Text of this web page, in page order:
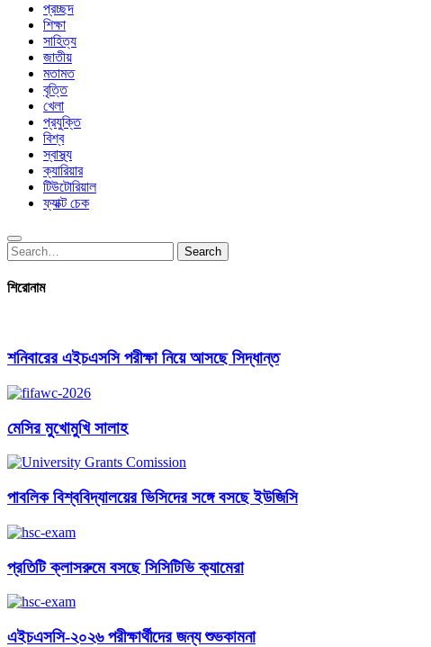
প্রচ্ছদ
শিক্ষা
সাহিত্য
জাতীয়
মতামত
বৃত্তি
খেলা
প্রযুক্তি
বিশ্ব
স্বাস্থ্য
ক্যারিয়ার
টিউটোরিয়াল
ফ্যাক্ট চেক
Search
for:
Search
শিরোনাম
শনিবারের এইচএসসি পরীক্ষা নিয়ে আসছে সিদ্ধান্ত
মেসির মুখোমুখি সালাহ
পাবলিক বিশ্ববিদ্যালয়ের ভিসিদের সঙ্গে বসছে ইউজিসি
প্রতিটি ক্লাসরুমে বসছে সিসিটিভি ক্যামেরা
এইচএসসি-২০২৬ পরীক্ষার্থীদের জন্য শুভকামনা